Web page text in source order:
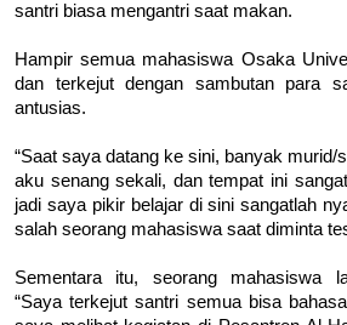
santri biasa mengantri saat makan.
Hampir semua mahasiswa Osaka
dan terkejut dengan sambutan para
antusias.
“Saat saya datang ke sini, banyak murid/
aku senang sekali, dan tempat ini
jadi saya pikir belajar di sini sangatlah
salah seorang mahasiswa saat diminta
Sementara itu, seorang mahasiswa
“Saya terkejut santri semua bisa